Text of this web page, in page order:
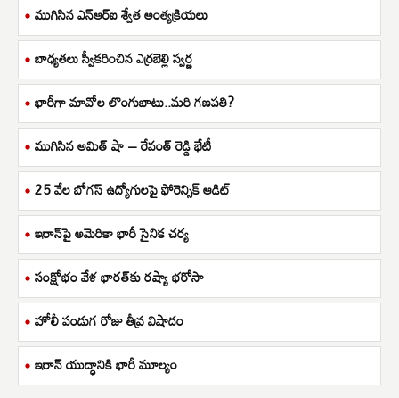
ముగిసిన ఎన్ఆర్ఐ శ్వేత అంత్యక్రియలు
బాధ్యతలు స్వీకరించిన ఎర్రబెల్లి స్వర్ణ
భారీగా మావోల లొంగుబాటు..మరి గణపతి?
ముగిసిన అమిత్ షా – రేవంత్ రెడ్డి భేటీ
25 వేల బోగస్ ఉద్యోగులపై ఫోరెన్సిక్ ఆడిట్
ఇరాన్‌పై అమెరికా భారీ సైనిక చర్య
సంక్షోభం వేళ భారత్‌కు రష్యా భరోసా
హోలీ పండుగ రోజు తీవ్ర విషాదం
ఇరాన్ యుద్ధానికి భారీ మూల్యం